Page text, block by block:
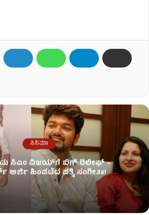
ಸಿನಿಮಾ
ಸಿಎಂ ವಿಜಯ್‌ಗೆ ಬಿಗ್ ರಿಲೀಫ್ –
ಹಿಂಪಡೆದ ಪತ್ನಿ ಸಂಗೀತಾ!